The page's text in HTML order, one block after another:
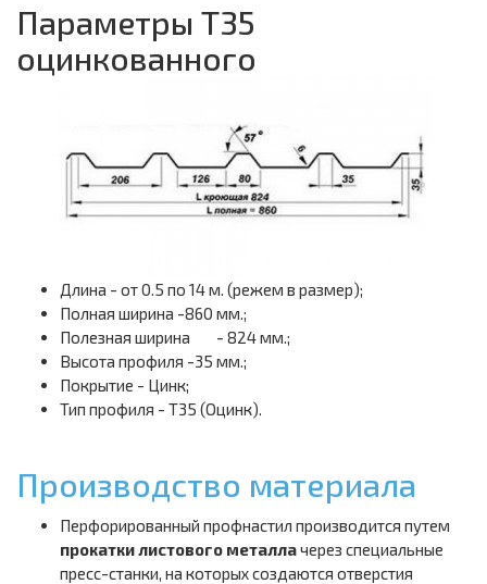
Параметры Т35
оцинкованного
Длина - от 0.5 по 14 м. (режем в размер);
Полная ширина -860 мм.;
Полезная ширина
- 824 мм.;
Высота профиля -35 мм.;
Покрытие - Цинк;
Тип профиля - Т35 (Оцинк).
Производство материала
Перфорированный профнастил производится путем
прокатки листового металлачерез специальные
пресс-станки, на которых создаются отверстия